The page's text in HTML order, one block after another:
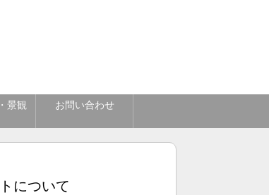
景観 お問い合わせ
について